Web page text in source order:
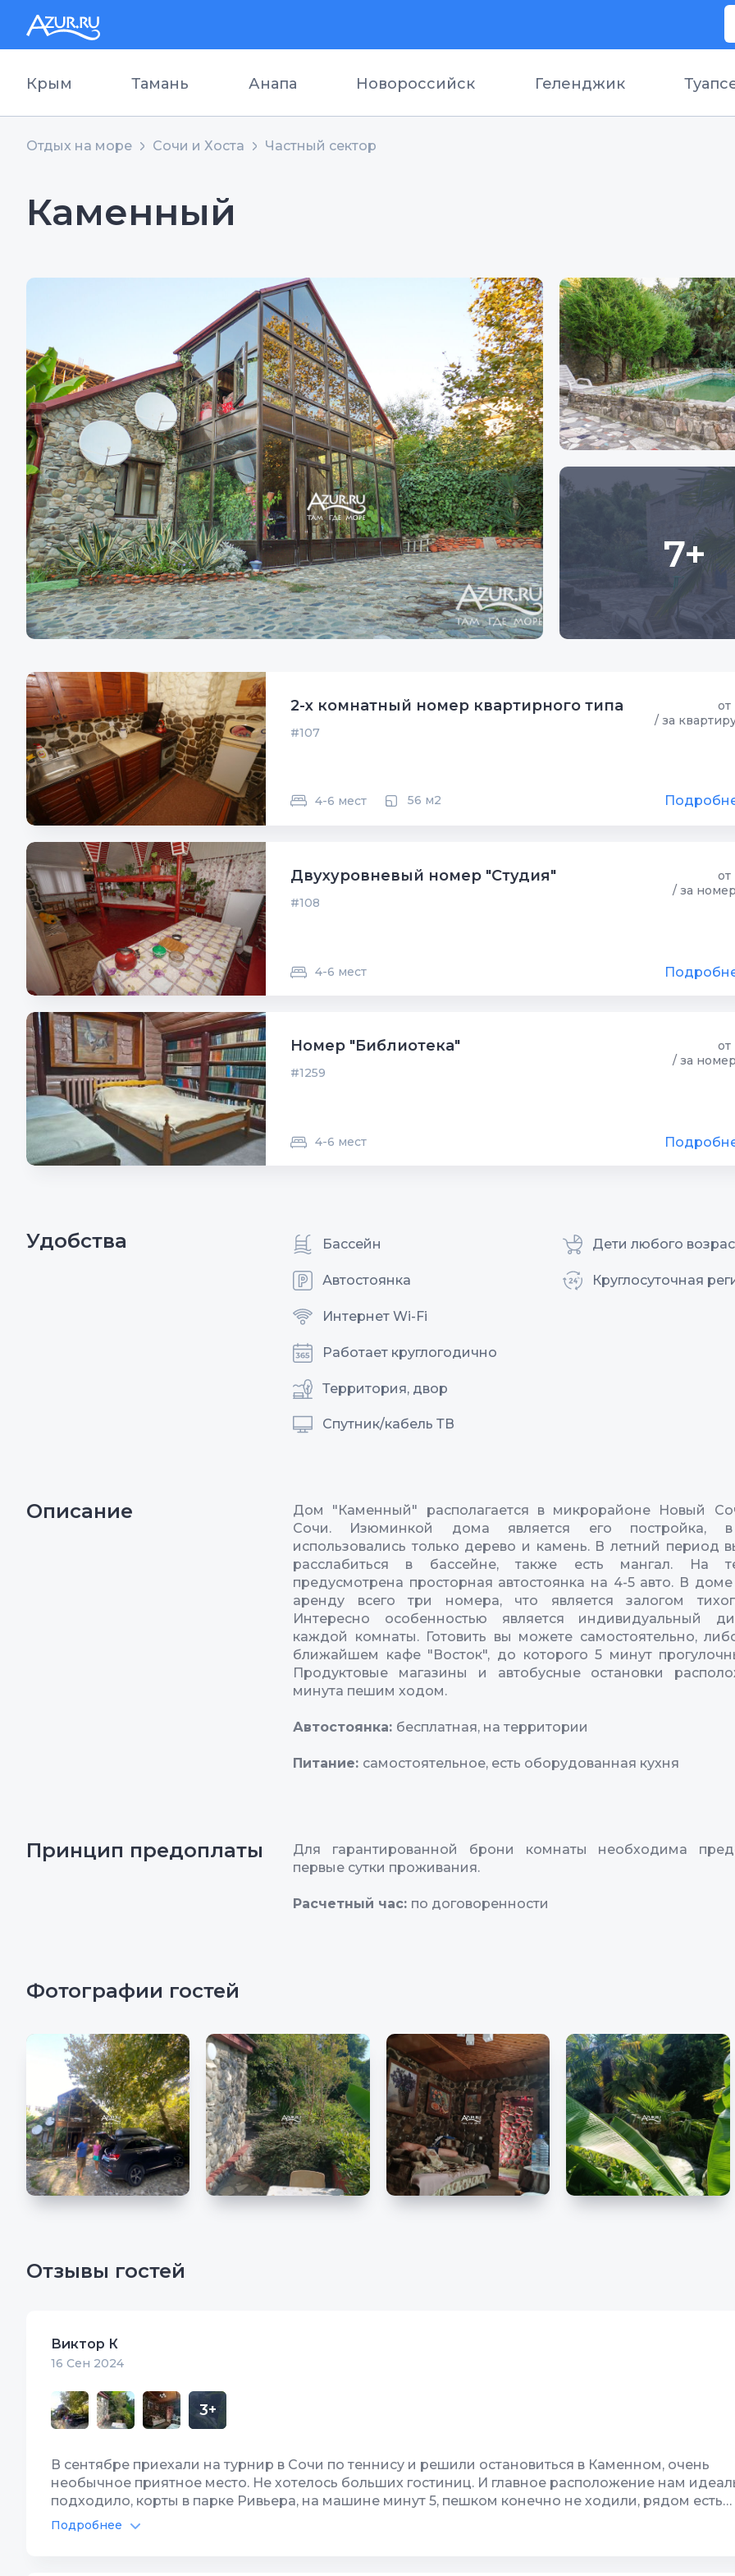
Крым Тамань Анапа Новороссийск Геленджик
Отдых на море Сочи и Хоста Частный сектор
Каменный
7+
2-х комнатный номер квартирного типа
#107
от
/ за
4-6 мест 56 м2
Двухуровневый номер "Студия"
#108
от
/ за
4-6 мест
Номер "Библиотека"
#1259
от
/ за
4-6 мест
Удобства Бассейн
Автостоянка
Интернет Wi-Fi
Работает круглогодично
Территория, двор
Спутник/кабель ТВ
Дети любого
Круглосуточная
Описание
Дом "Каменный" располагается в микрорайоне Новый
Сочи. Изюминкой дома является его постройка, в
использовались только дерево и камень. В летний период
расслабиться в бассейне, также есть мангал. На
предусмотрена просторная автостоянка на 4-5 авто. В
аренду всего три номера, что является залогом
Интересно особенностью является индивидуальный
каждой комнаты. Готовить вы можете самостоятельно,
ближайшем кафе "Восток", до которого 5 минут
Продуктовые магазины и автобусные остановки
минута пешим ходом.
Автостоянка: бесплатная, на территории
Питание: самостоятельное, есть оборудованная кухня
Принцип предоплаты
Для гарантированной брони комнаты необходима
первые сутки проживания.
Расчетный час: по договоренности
Фотографии гостей
Отзывы гостей
Виктор К
16 Сен 2024
3+
В сентябре приехали на турнир в Сочи по теннису и решили остановиться в Каменном, очень
необычное приятное место. Не хотелось больших гостиниц. И главное расположение нам
подходило, корты в парке Ривьера, на машине минут 5, пешком конечно не ходили, рядом есть
остановка общественного транспорта можно было и так добираться. Жили в двухкомнатном
выход у мангала. По сути это как квартира отдельная со своим входом, но только очень
Подробнее